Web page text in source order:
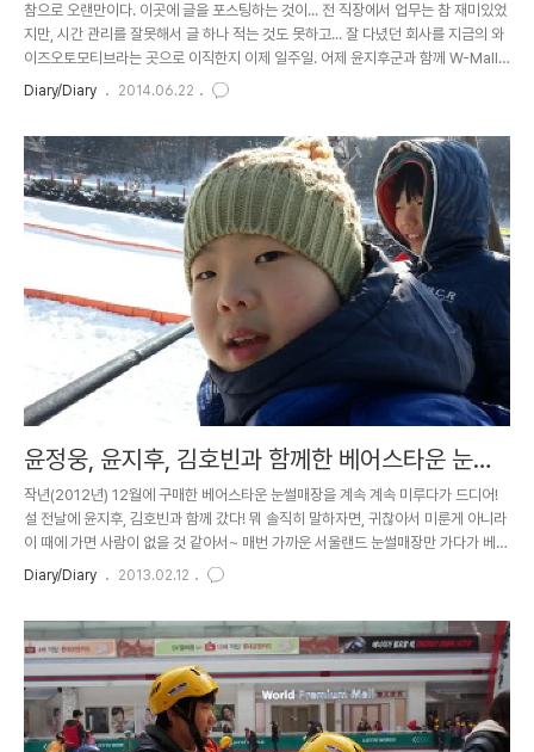
참으로 오랜만이다. 이곳에 글을 포스팅하는 것이... 전 직장에서 업무는 참 재미있었
지만, 시간 관리를 잘못해서 글 하나 적는 것도 못하고... 잘 다녔던 회사를 지금의 와
이즈오토모티브라는 곳으로 이직한지 이제 일주일. 어제 윤지후군과 함께 W-Mall
에 갔다가 6층에 위치한 아디다스 매장에서 2014 브라질 월드컵 스페인 국가대표
못차겠더라는 ㅋㅋ 출전 선수 명단~ 그리고 윤정웅. 와이즈오토모티브 책임연구원.
독일 국개대표 축구팀을 무척 좋아하며 리버풀과 LG트윈스를 좋아함 본 것은 많아
서 시합전 머리를 식혀야 된다며 서로의 머리에 물..
Diary/Diary 2014.06.22
윤정웅, 윤지후, 김호빈과 함께한 베어스타운 눈썰
매장~
작년(2012년) 12월에 구매한 베어스타운 눈썰매장을 계속 계속 미루다가 드디어!
설 전날에 윤지후, 김호빈과 함께 갔다! 뭐 솔직히 말하자면, 귀찮아서 미룬게 아니라
이 때에 가면 사람이 없을 것 같아서~ 매번 가까운 서울랜드 눈썰매장만 가다가 베어
스타운은 처음 와봤는데 오...여긴 리프트타고 올라가네? 그리고 날도 잘 잡아서 올라
가면 바로 탈 수 있었다는거~~ 사진 뒷 배경을 봐도 알겠지만, 눈썰매 타고 내려오는
의 인원? 역시 윤정웅의 탁월한 선택이었어~ 눈썰매만 계속 타면 지겨우니 중간중간
눈싸움도 하고, 눈에서도 뒹굴어보고^^ 예전 어느 글에서도 적었던 것 같은데...윤지
후 이쁜 요녀석은 기회만되면 바닥에 뒹굴고..
Diary/Diary 2013.02.12